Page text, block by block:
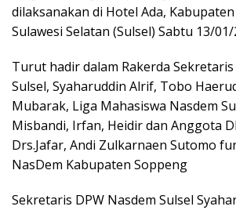
dilaksanakan di Hotel Ada,
Sulawesi Selatan (Sulsel) Sabtu 13/
Turut hadir dalam Rakerda Sekretaris
Sulsel, Syaharuddin Alrif, Tobo
Mubarak, Liga Mahasiswa Nasdem
Misbandi, Irfan, Heidir dan Anggota
Drs.Jafar, Andi Zulkarnaen Sutomo
NasDem Kabupaten Soppeng
Sekretaris DPW Nasdem Sulsel